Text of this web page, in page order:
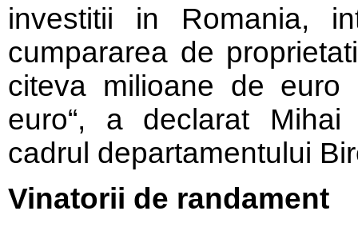
investitii in Romania,
cumpararea de
citeva milioane de
euro“, a declarat
cadrul departamentului
Vinatorii de randament